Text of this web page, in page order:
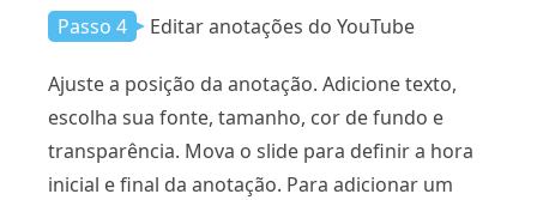
Passo 4 Editar anotações do YouTube
Ajuste a posição da anotação. Adicione texto,
escolha sua fonte, tamanho, cor de fundo e
transparência. Mova o slide para definir a hora
inicial e final da anotação. Para adicionar um